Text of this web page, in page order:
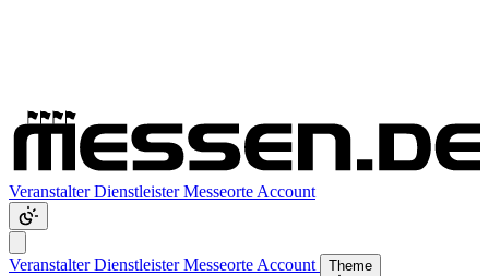
VeranstalterDienstleisterMesseorte Account
VeranstalterDienstleisterMesseorte Account Theme